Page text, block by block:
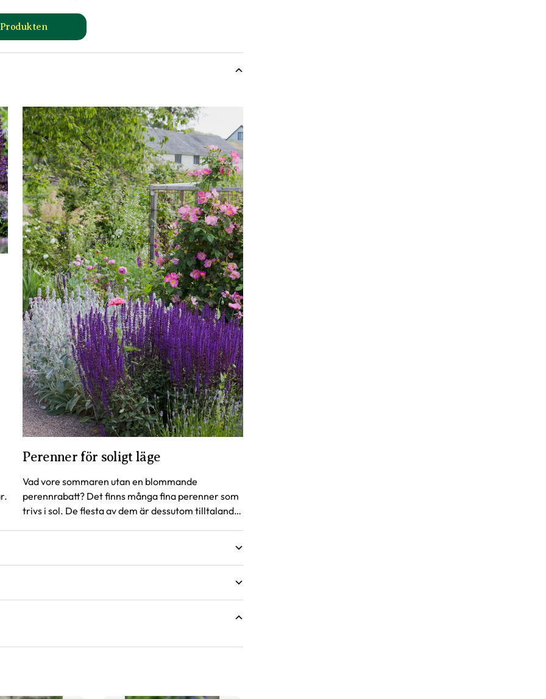
till Planteringsjord 40 L, 30 st produktsida
Perenner för soligt läge
Vad vore sommaren utan en blommande
perennrabatt? Det finns många fina perenner som
trivs i sol. De flesta av dem är dessutom tilltalande
men då växter är levande och alla växter
variera något från informationen och fotona
dig